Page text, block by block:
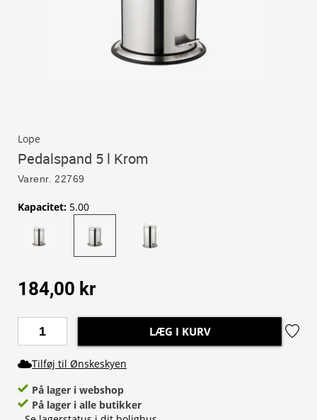
Lope
Pedalspand 5 l Krom
Varenr. 22769
Kapacitet: 5.00
184,00 kr
LÆG I KURV
Tilføj til Ønskeskyen
På lager i webshop
På lager i alle butikker